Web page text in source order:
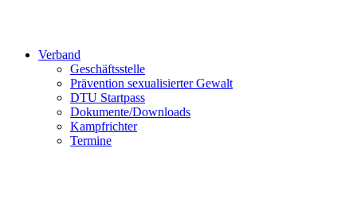
Verband
Geschäftsstelle
Prävention sexualisierter Gewalt
DTU Startpass
Dokumente/Downloads
Kampfrichter
Termine